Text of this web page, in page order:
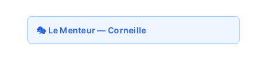
🎭 Le Menteur — Corneille